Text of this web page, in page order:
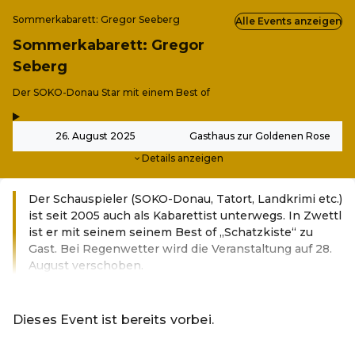
Sommerkabarett: Gregor Seeberg
Sommerkabarett: Gregor
Seberg
-
Der SOKO-Donau Star mit einem Best of
26. August 2025 Gasthaus zur Goldenen Rose
Details anzeigen
Alle Events anzeigen
Der Schauspieler (SOKO-Donau, Tatort, Landkrimi etc.)
ist seit 2005 auch als Kabarettist unterwegs. In Zwettl
ist er mit seinem seinem Best of „Schatzkiste“ zu
Gast. Bei Regenwetter wird die Veranstaltung auf 28.
August verschoben.
Dieses Event ist bereits vorbei.